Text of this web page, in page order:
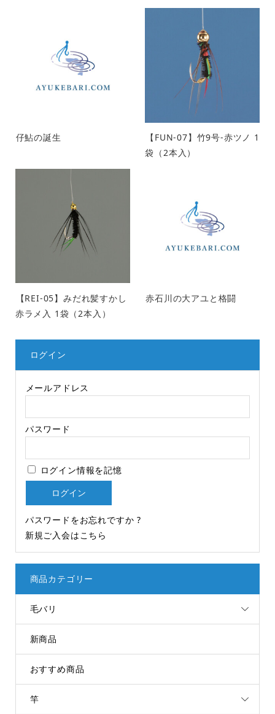
仔鮎の誕生
【FUN-07】竹9号-赤ツノ 1
袋（2本入）
【REI-05】みだれ髪すかし
赤ラメ入 1袋（2本入）
赤石川の大アユと格闘
ログイン
メールアドレス
パスワード
ログイン情報を記憶
パスワードをお忘れですか ?
新規ご入会はこちら
商品カテゴリー
毛バリ
新商品
おすすめ商品
竿